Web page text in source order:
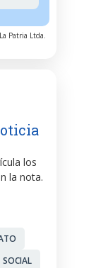
Patria Ltda.
los
la nota.
SOCIAL